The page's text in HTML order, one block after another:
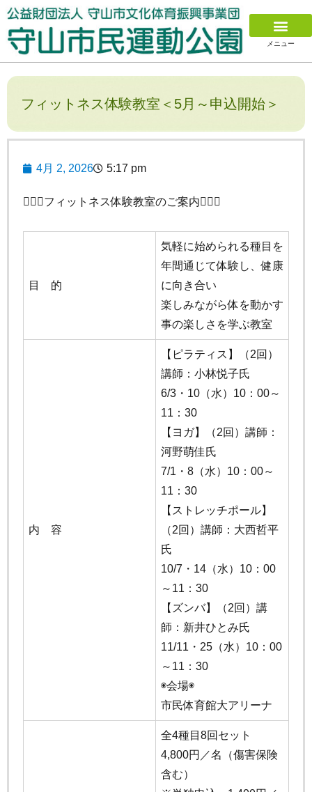
メニュー
フィットネス体験教室＜5月～申込開始＞
4月 2, 2026 5:17 pm
🧘🏻‍♀️フィットネス体験教室のご案内🧘🏻‍♀️
目 的
気軽に始められる種目を
年間通じて体験し、健康
に向き合い
楽しみながら体を動かす
事の楽しさを学ぶ教室
内 容
【ピラティス】（2回）
講師：小林悦子氏
6/3・10（水）10：00～
11：30
【ヨガ】（2回）講師：
河野萌佳氏
7/1・8（水）10：00～
11：30
【ストレッチポール】
（2回）講師：大西哲平
氏
10/7・14（水）10：00
～11：30
【ズンバ】（2回）講
師：新井ひとみ氏
11/11・25（水）10：00
～11：30
◉会場◉
市民体育館大アリーナ
全4種目8回セット
4,800円／名（傷害保険
含む）